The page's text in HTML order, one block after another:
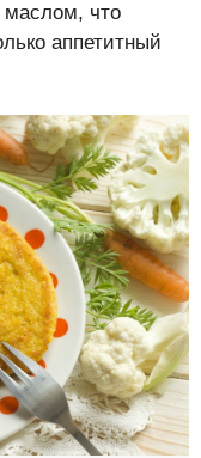
маслом, что
аппетитный